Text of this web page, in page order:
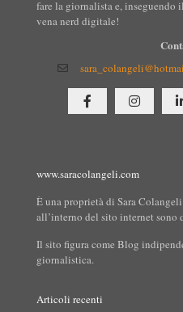
fare la giornalista e, inseguendo
vena nerd digitale!
www.saracolangeli.com
È una proprietà di Sara
all’interno del sito internet sono
Il sito figura come Blog
giornalistica.
Articoli recenti